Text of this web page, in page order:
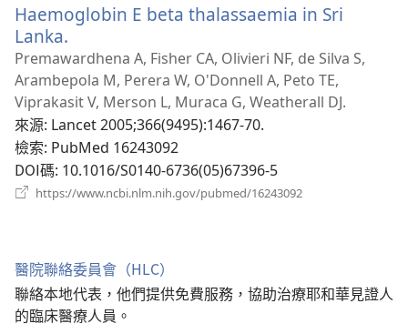
視
Haemoglobin E beta thalassaemia in Sri
Lanka.
啟
新
視
窗）
Premawardhena A, Fisher CA, Olivieri NF, de Silva S,
Arambepola M, Perera W, O'Donnell A, Peto TE,
Viprakasit V, Merson L, Muraca G, Weatherall DJ.
來源‎: Lancet 2005;366(9495):1467-70.
檢索‎: PubMed 16243092
DOI碼‎: 10.1016/S0140-6736(05)67396-5
https://www.ncbi.nlm.nih.gov/pubmed/16243092
醫院聯絡委員會（HLC）
聯絡本地代表，他們提供免費服務，協助治療耶和華見證人
的臨床醫療人員。